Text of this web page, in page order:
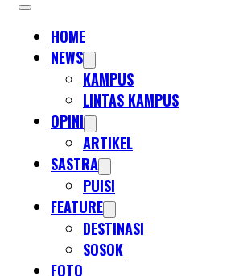
HOME
NEWS
KAMPUS
LINTAS KAMPUS
OPINI
ARTIKEL
SASTRA
PUISI
FEATURE
DESTINASI
SOSOK
FOTO